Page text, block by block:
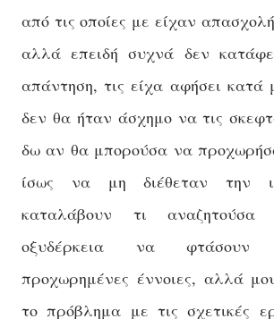
από τις οποίες με είχαν
αλλά επειδή συχνά δεν
απάντηση, τις είχα αφήσει κατά
δεν θα ήταν άσχημο να τις
δω αν θα μπορούσα να
ίσως να μη διέθεταν την
καταλάβουν τι
οξυδέρκεια να
προχωρημένες έννοιες, αλλά
το πρόβλημα με τις σχετικές